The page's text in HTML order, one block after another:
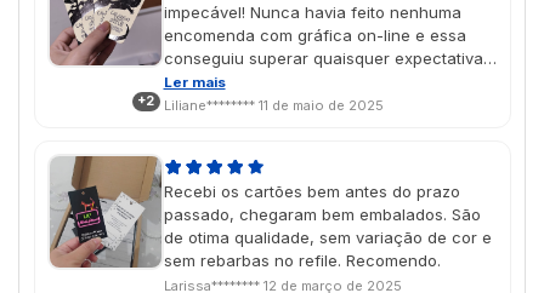
+2
impecável! Nunca havia feito nenhuma
encomenda com gráfica on-line e essa
conseguiu superar quaisquer expectativas
que eu tivesse, com certeza irei
encomendar mais produtos no futuro As
um charme muito especial! É um presente
de dia das mães e chegou na data
perfeita, super aprovado porque ela amou
🥹💖
Ler mais
Liliane******** 11 de maio de 2025
Recebi os cartões bem antes do prazo
passado, chegaram bem embalados. São
de otima qualidade, sem variação de cor e
sem rebarbas no refile. Recomendo.
Larissa******** 12 de março de 2025